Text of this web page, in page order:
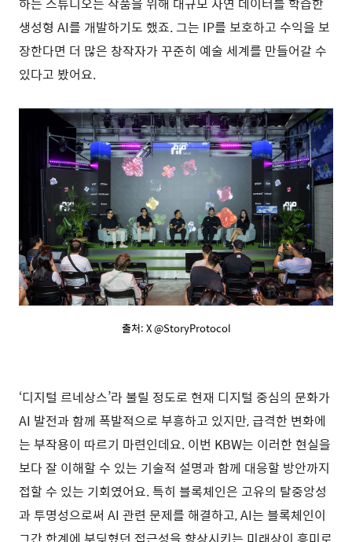
생성형 AI를 개발하기도 했죠. 그는 IP를 보호하고 수익을 보
장한다면 더 많은 창작자가 꾸준히 예술 세계를 만들어갈 수
있다고 봤어요.
출처: X @StoryProtocol
‘디지털 르네상스’라 불릴 정도로 현재 디지털 중심의 문화가
AI 발전과 함께 폭발적으로 부흥하고 있지만, 급격한 변화에
는 부작용이 따르기 마련인데요. 이번 KBW는 이러한 현실을
보다 잘 이해할 수 있는 기술적 설명과 함께 대응할 방안까지
접할 수 있는 기회였어요. 특히 블록체인은 고유의 탈중앙성
과 투명성으로써 AI 관련 문제를 해결하고, AI는 블록체인이